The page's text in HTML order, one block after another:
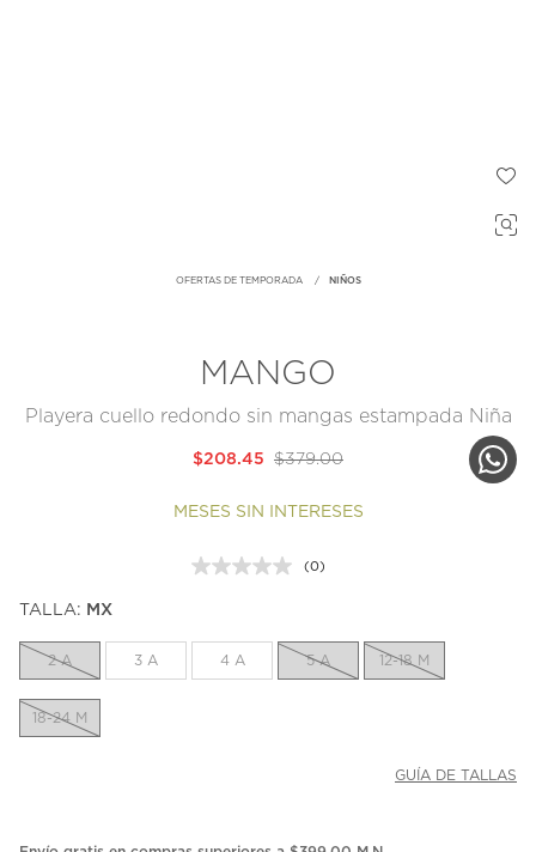
OFERTAS DE TEMPORADA NIÑOS
MANGO
Playera cuello redondo sin mangas estampada Niña
$379.00
$208.45
MESES SIN INTERESES
Sin
la
misma
(0)
TALLA: MX
2 A 3 A 4 A 5 A 12-18 M
18-24 M
GUÍA DE TALLAS